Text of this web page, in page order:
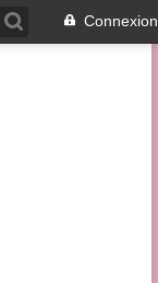
Connexion